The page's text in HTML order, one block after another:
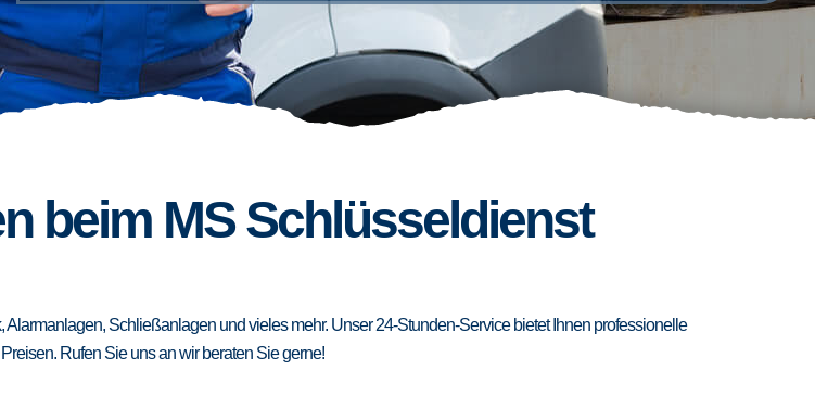
beim MS Schlüsseldienst
Schließanlagen und vieles mehr. Unser 24-Stunden-Service bietet Ihnen professionelle
Rufen Sie uns an wir beraten Sie gerne!